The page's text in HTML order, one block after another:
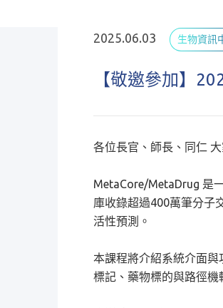
2025.06.03 生物資訊
【敬邀參加】
各位長官、師長、同仁 大
MetaCore/MetaDrug 是
庫收錄超過400萬筆分子
活性預測。
本課程將介紹系統介面與
標記、藥物標的與路徑機